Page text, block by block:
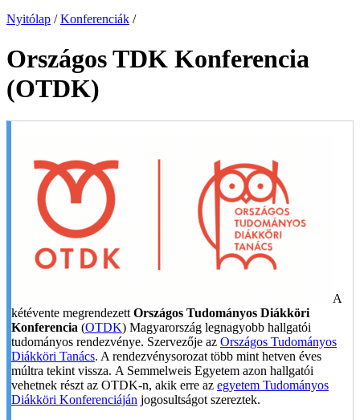
Nyitólap / Konferenciák /
Országos TDK Konferencia
(OTDK)
A
kétévente megrendezett Országos Tudományos Diákköri
Konferencia (OTDK) Magyarország legnagyobb hallgatói
tudományos rendezvénye. Szervezője az Országos Tudományos
Diákköri Tanács. A rendezvénysorozat több mint hetven éves
múltra tekint vissza. A Semmelweis Egyetem azon hallgatói
vehetnek részt az OTDK-n, akik erre az egyetem Tudományos
Diákköri Konferenciáján jogosultságot szereztek.